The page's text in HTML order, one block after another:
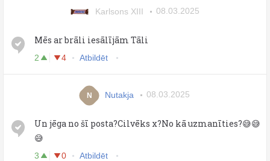
Karlsons XIII 08.03.2025
Mēs ar brāli iesālījām Tāli
2 4 Atbildēt
N Nutakja 08.03.2025
Un jēga no šī posta?Cilvēks x?No kā uzmanīties?😅😅
😅
3 0 Atbildēt